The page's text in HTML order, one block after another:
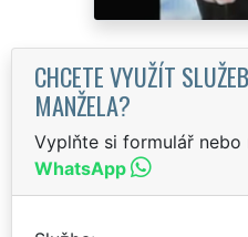
CHCETE VYUŽÍT
MANŽELA?
Vyplňte si formulář
WhatsApp